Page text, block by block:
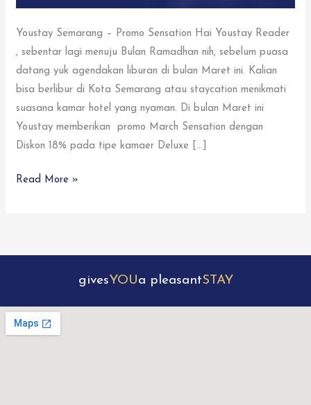
Youstay Semarang – Promo Sensation Hai Youstay Reader
, sebentar lagi menuju Bulan Ramadhan nih, sebelum puasa
datang yuk agendakan liburan di bulan Maret ini. Kalian
bisa berlibur di Kota Semarang atau staycation menikmati
suasana kamar hotel yang nyaman. Di bulan Maret ini
Youstay memberikan promo March Sensation dengan
Diskon 18% pada tipe kamaer Deluxe […]
Read More »
givesYOUa pleasantSTAY